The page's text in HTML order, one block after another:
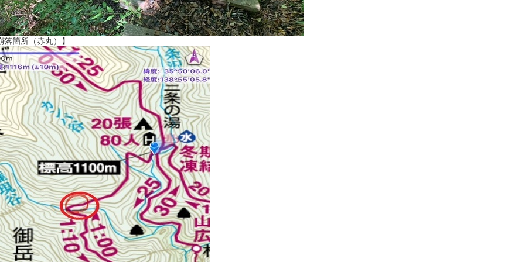
落箇所（赤丸）】